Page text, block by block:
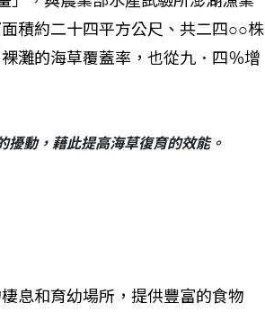
積約二十四平方公尺、共二四○○株
灘的海草覆蓋率，也從九．四％增
動，藉此提高海草復育的效能。
息和育幼場所，提供豐富的食物